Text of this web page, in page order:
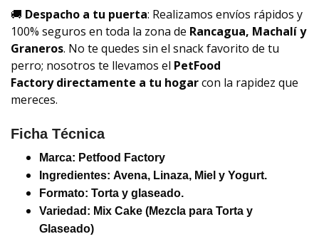
🚚 Despacho a tu puerta: Realizamos envíos rápidos y
100% seguros en toda la zona de Rancagua, Machalí y
Graneros. No te quedes sin el snack favorito de tu
perro; nosotros te llevamos el PetFood
Factorydirectamente a tu hogarcon la rapidez que
mereces.
Ficha Técnica
Marca: Petfood Factory
Ingredientes: Avena, Linaza, Miel y Yogurt.
Formato: Torta y glaseado.
Variedad: Mix Cake (Mezcla para Torta y
Glaseado)